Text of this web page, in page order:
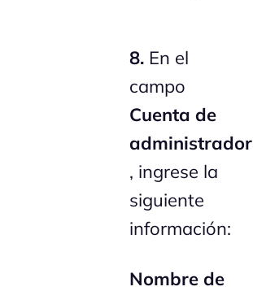
8. En el
campo
Cuenta de
administrador
, ingrese la
siguiente
información:
Nombre de